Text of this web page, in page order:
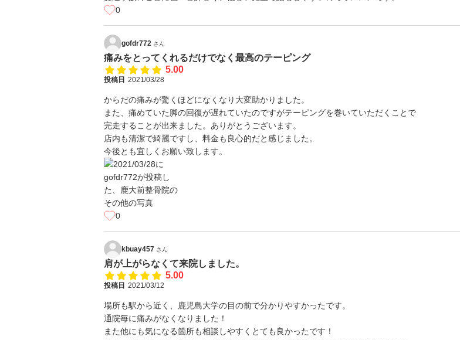
0
gofdr772 さん
痛みをとってくれるだけでなく最高のテーピング
5.00
投稿日 2021/03/28
からだの痛みが驚くほどになくなり大変助かりました。
また、痛めていた脚の回復が遅れていたのですがテーピングを巻いていただくことで
完走することが出来ました。ありがとうございます。
店内も清潔で綺麗ですし、料金も良心的だと感じました。
今後とも宜しくお願い致します。
0
kbuay457 さん
肩が上がらなくて来院しました。
5.00
投稿日 2021/03/12
場所も駅から近く、鹿児島大学の目の前で分かりやすかったです。
通院毎に痛みがなくなりました！
また他にも気になる箇所も相談しやすくとても良かったです！